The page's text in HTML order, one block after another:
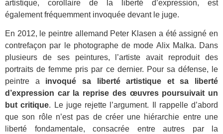
artistique, corollaire de la liberté d’expression, est
également fréquemment invoquée devant le juge.
En 2012, le peintre allemand Peter Klasen a été assigné en
contrefaçon par le photographe de mode Alix Malka. Dans
plusieurs de ses peintures, l’artiste avait reproduit des
portraits de femme pris par ce dernier. Pour sa défense, le
peintre a invoqué sa liberté artistique et sa liberté
d’expression car la reprise des œuvres poursuivait un
but critique. Le juge rejette l’argument. Il rappelle d’abord
que son rôle n’est pas de créer une hiérarchie entre une
liberté fondamentale, consacrée entre autres par la